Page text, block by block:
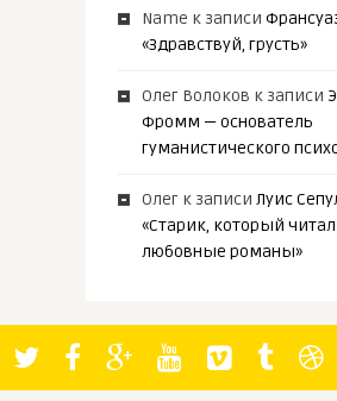
Name к записи
«Здравствуй, грусть»
Олег Волоков к записи
Фромм — основатель
гуманистического
Олегк записи Луис
«Старик, который читал
любовные романы»